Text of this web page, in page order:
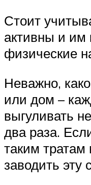
Стоит
активны и им
физические
Неважно,
или дом –
выгуливать
два раза.
таким
заводить эту